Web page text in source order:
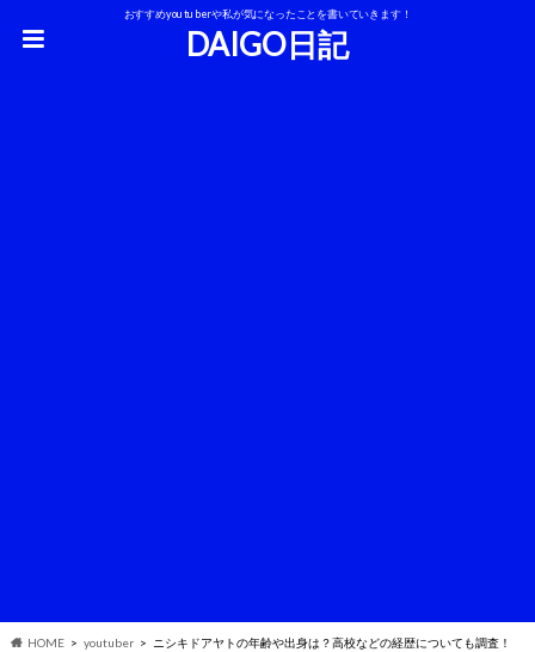
おすすめyoutuberや私が気になったことを書いていきます！
DAIGO日記
HOME youtuber ニシキドアヤトの年齢や出身は？高校などの経歴についても調査！